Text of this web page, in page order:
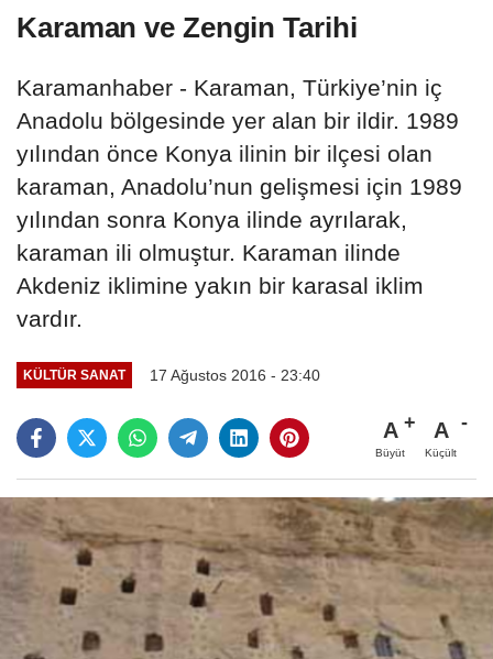
Karaman ve Zengin Tarihi
Karamanhaber - Karaman, Türkiye’nin iç
Anadolu bölgesinde yer alan bir ildir. 1989
yılından önce Konya ilinin bir ilçesi olan
karaman, Anadolu’nun gelişmesi için 1989
yılından sonra Konya ilinde ayrılarak,
karaman ili olmuştur. Karaman ilinde
Akdeniz iklimine yakın bir karasal iklim
vardır.
KÜLTÜR SANAT 17 Ağustos 2016 - 23:40
A
Büyüt
A
Küçült